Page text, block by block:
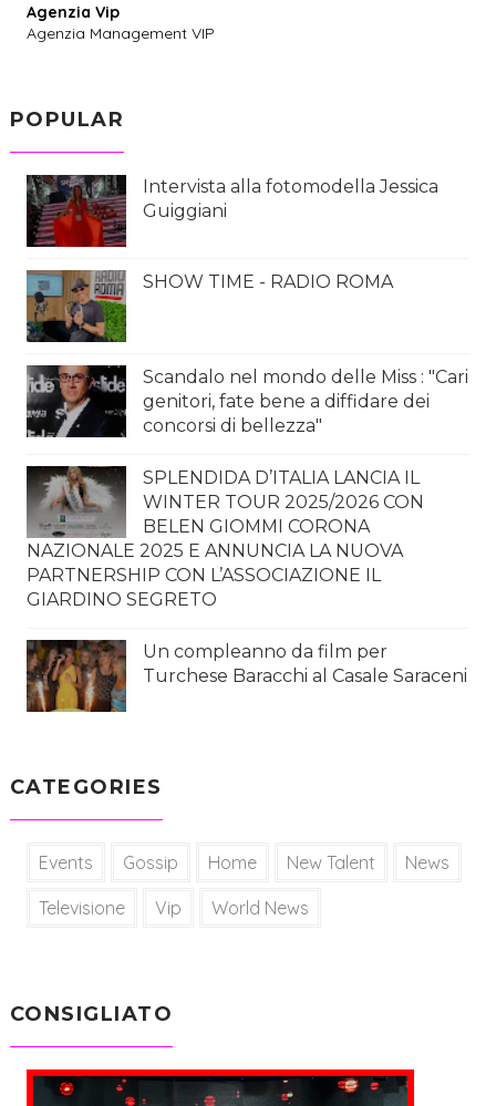
Agenzia Vip
Agenzia Management VIP
POPULAR
Intervista alla fotomodella Jessica
Guiggiani
SHOW TIME - RADIO ROMA
Scandalo nel mondo delle Miss : "Cari
genitori, fate bene a diffidare dei
concorsi di bellezza"
SPLENDIDA D’ITALIA LANCIA IL
WINTER TOUR 2025/2026 CON
BELEN GIOMMI CORONA
NAZIONALE 2025 E ANNUNCIA LA NUOVA
PARTNERSHIP CON L’ASSOCIAZIONE IL
GIARDINO SEGRETO
Un compleanno da film per
Turchese Baracchi al Casale Saraceni
CATEGORIES
Events Gossip Home New Talent News
Televisione Vip World News
CONSIGLIATO